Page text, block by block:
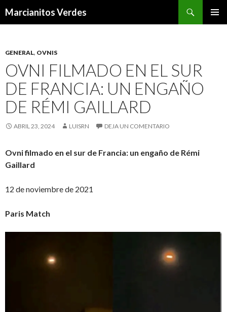
Marcianitos Verdes
GENERAL, OVNIS
OVNI FILMADO EN EL SUR
DE FRANCIA: UN ENGAÑO
DE RÉMI GAILLARD
ABRIL 23, 2024 LUISRN DEJA UN COMENTARIO
Ovni filmado en el sur de Francia: un engaño de Rémi
Gaillard
12 de noviembre de 2021
Paris Match